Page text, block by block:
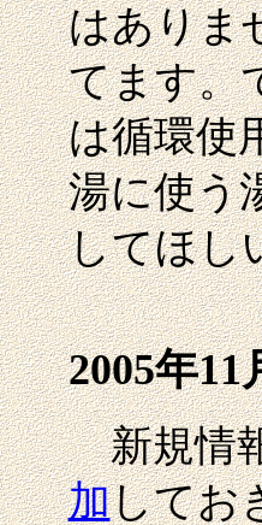
はありま
てます。
は循環使
湯に使う
してほし
2005年11
新規情
加してお